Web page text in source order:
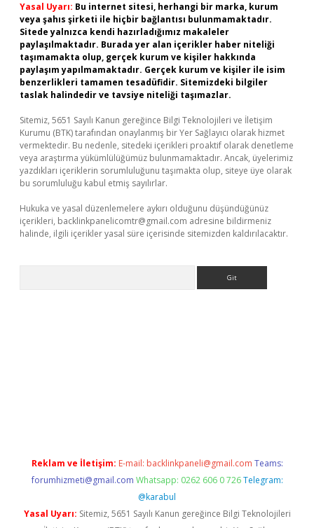
Yasal Uyarı: Bu internet sitesi, herhangi bir marka, kurum
veya şahıs şirketi ile hiçbir bağlantısı bulunmamaktadır.
Sitede yalnızca kendi hazırladığımız makaleler
paylaşılmaktadır. Burada yer alan içerikler haber niteliği
taşımamakta olup, gerçek kurum ve kişiler hakkında
paylaşım yapılmamaktadır. Gerçek kurum ve kişiler ile isim
benzerlikleri tamamen tesadüfidir. Sitemizdeki bilgiler
taslak halindedir ve tavsiye niteliği taşımazlar.
Sitemiz, 5651 Sayılı Kanun gereğince Bilgi Teknolojileri ve İletişim
Kurumu (BTK) tarafından onaylanmış bir Yer Sağlayıcı olarak hizmet
vermektedir. Bu nedenle, sitedeki içerikleri proaktif olarak denetleme
veya araştırma yükümlülüğümüz bulunmamaktadır. Ancak, üyelerimiz
yazdıkları içeriklerin sorumluluğunu taşımakta olup, siteye üye olarak
bu sorumluluğu kabul etmiş sayılırlar.
Hukuka ve yasal düzenlemelere aykırı olduğunu düşündüğünüz
içerikleri, backlinkpanelicomtr@gmail.com adresine bildirmeniz
halinde, ilgili içerikler yasal süre içerisinde sitemizden kaldırılacaktır.
Reklam ve İletişim: E-mail: backlinkpaneli@gmail.com Teams:
forumhizmeti@gmail.com Whatsapp: 0262 606 0 726 Telegram:
@karabul
Yasal Uyarı: Sitemiz, 5651 Sayılı Kanun gereğince Bilgi Teknolojileri